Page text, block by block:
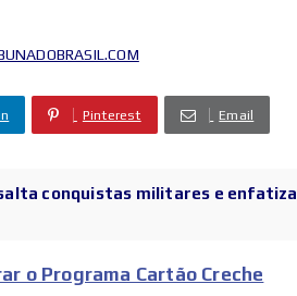
Pinterest Email
conquistas militares e enfatiza
o Programa Cartão Creche